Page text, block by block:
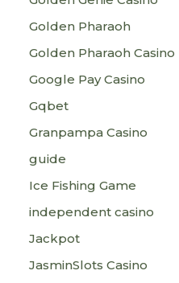
Golden Pharaoh
Golden Pharaoh Casino
Google Pay Casino
Gqbet
Granpampa Casino
guide
Ice Fishing Game
independent casino
Jackpot
JasminSlots Casino